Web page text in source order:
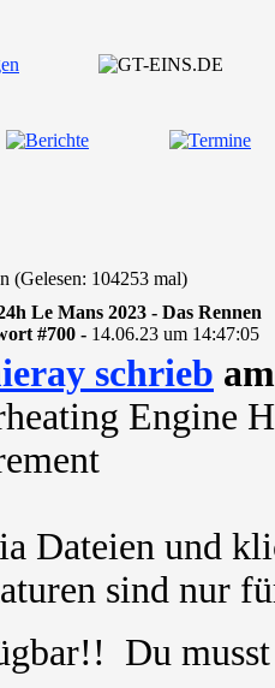
(Gelesen: 104253 mal)
Le Mans 2023 - Das Rennen
#700 - 14.06.23 um 14:47:05
schrieb
Engine
Dateien und
sind nur
Du